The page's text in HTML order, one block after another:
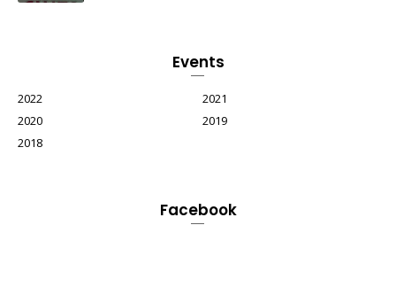
Events
2022
2021
2020
2019
2018
Facebook